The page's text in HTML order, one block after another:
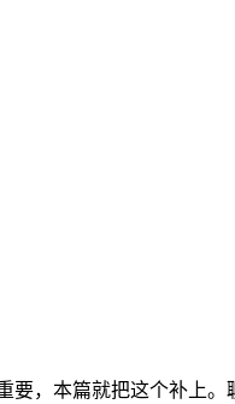
要，本篇就把这个补上。